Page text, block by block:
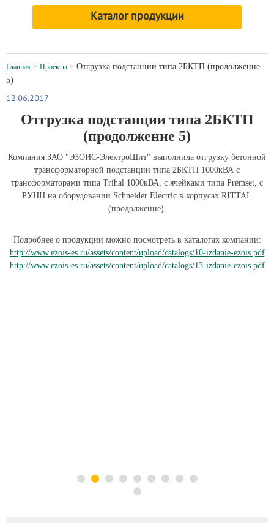
Каталог продукции
Главная Проекты
Oтгрузка подстанции типа 2БКТП (продолжение
5)
12.06.2017
Oтгрузка подстанции типа 2БКТП
(продолжение 5)
Компания ЗАО "ЭЗОИС-ЭлектроЩит" выполнила отгрузку бетонной
трансформаторной подстанции типа 2БКТП 1000кВА с
трансформаторами типа Trihal 1000кВА, с ячейками типа Premset, с
РУНН на оборудовании Schneider Electric в корпусах RITTAL
(продолжение).
Подробнее о продукции можно посмотреть в каталогах компании:
http://www.ezois-es.ru/assets/content/upload/catalogs/10-izdanie-ezois.pdf
http://www.ezois-es.ru/assets/content/upload/catalogs/13-izdanie-ezois.pdf